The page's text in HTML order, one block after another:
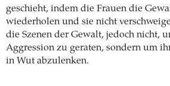
geschieht, ­indem die Frauen die
wiederholen und sie nicht
die Szenen der Gewalt, jedoch nicht,
Aggression zu geraten, sondern um
in Wut abzulenken.